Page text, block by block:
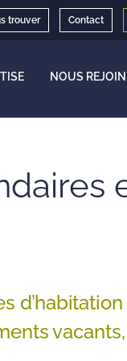
trouver Contact
NOUS